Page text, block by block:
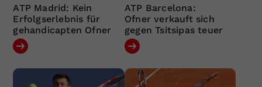
ATP Madrid: Kein
Erfolgserlebnis für
gehandicapten Ofner
ATP Barcelona:
Ofner verkauft sich
gegen Tsitsipas teuer